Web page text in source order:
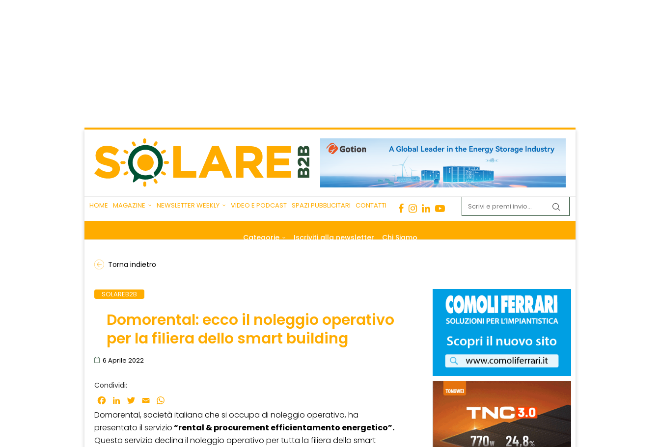
HOME MAGAZINE NEWSLETTER WEEKLY VIDEO E PODCAST SPAZI PUBBLICITARI CONTATTI
Categorie Iscriviti alla newsletter Chi Siamo
Torna indietro
SOLAREB2B
Domorental: ecco il noleggio operativo
per la filiera dello smart building
6 Aprile 2022
Condividi:
Facebook
LinkedInTwitter
Email
Domorental, società italiana che si occupa di noleggio operativo, ha
presentato il servizio“rental & procurement efficientamento energetico”.
Questo servizio declina il noleggio operativo per tutta la filiera dello smart